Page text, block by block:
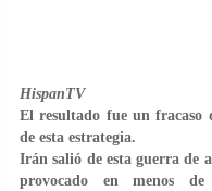
HispanTV
El resultado fue un fracaso
de esta estrategia.
Irán salió de esta guerra de
provocado en menos